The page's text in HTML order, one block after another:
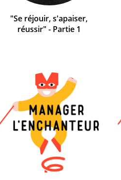
"Se réjouir, s'apaiser,
réussir" - Partie 1